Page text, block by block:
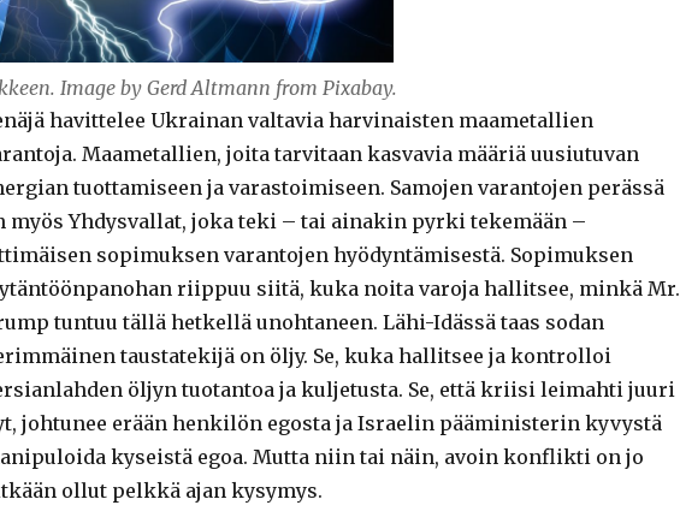
Image by Gerd Altmann from Pixabay.
havittelee Ukrainan valtavia harvinaisten maametallien
Maametallien, joita tarvitaan kasvavia määriä uusiutuvan
tuottamiseen ja varastoimiseen. Samojen varantojen perässä
myös Yhdysvallat, joka teki – tai ainakin pyrki tekemään –
sopimuksen varantojen hyödyntämisestä. Sopimuksen
riippuu siitä, kuka noita varoja hallitsee, minkä Mr.
tuntuu tällä hetkellä unohtaneen. Lähi-Idässä taas sodan
taustatekijä on öljy. Se, kuka hallitsee ja kontrolloi
öljyn tuotantoa ja kuljetusta. Se, että kriisi leimahti juuri
johtunee erään henkilön egosta ja Israelin pääministerin kyvystä
kyseistä egoa. Mutta niin tai näin, avoin konflikti on jo
ollut pelkkä ajan kysymys.